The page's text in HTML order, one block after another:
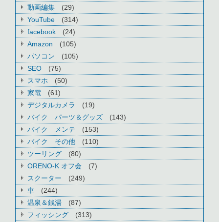
動画編集
(29)
YouTube
(314)
facebook
(24)
Amazon
(105)
パソコン
(105)
SEO
(75)
スマホ
(50)
家電
(61)
デジタルカメラ
(19)
バイク パーツ＆グッズ
(143)
バイク メンテ
(153)
バイク その他
(110)
ツーリング
(80)
ORENO-K オフ会
(7)
スクーター
(249)
車
(244)
温泉＆銭湯
(87)
フィッシング
(313)